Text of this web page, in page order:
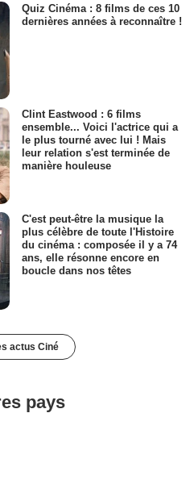
Quiz Cinéma : 8 films de ces 10
dernières années à reconnaître !
Clint Eastwood : 6 films
ensemble... Voici l'actrice qui a
le plus tourné avec lui ! Mais
leur relation s'est terminée de
manière houleuse
C'est peut-être la musique la
plus célèbre de toute l'Histoire
du cinéma : composée il y a 74
ans, elle résonne encore en
boucle dans nos têtes
actus Ciné
pays